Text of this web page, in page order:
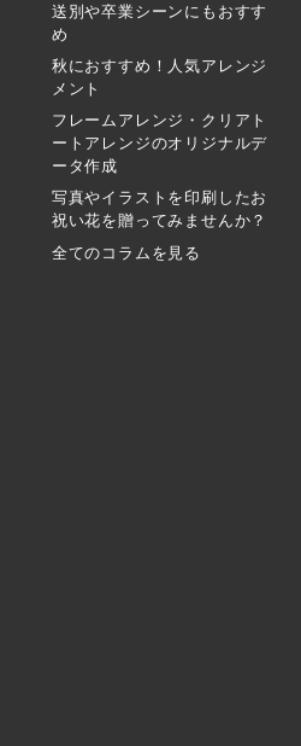
送別や卒業シーンにもおすす
め
秋におすすめ！人気アレンジ
メント
フレームアレンジ・クリアト
ートアレンジのオリジナルデ
ータ作成
写真やイラストを印刷したお
祝い花を贈ってみませんか？
全てのコラムを見る